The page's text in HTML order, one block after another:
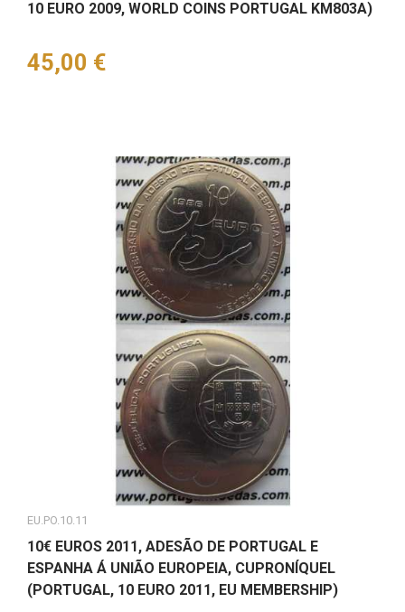
10 EURO 2009, WORLD COINS PORTUGAL KM803A)
Preço
45,00 €
EU.PO.10.11
10€ EUROS 2011, ADESÃO DE PORTUGAL E
ESPANHA Á UNIÃO EUROPEIA, CUPRONÍQUEL
(PORTUGAL, 10 EURO 2011, EU MEMBERSHIP)